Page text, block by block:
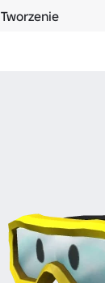
Tworzenie